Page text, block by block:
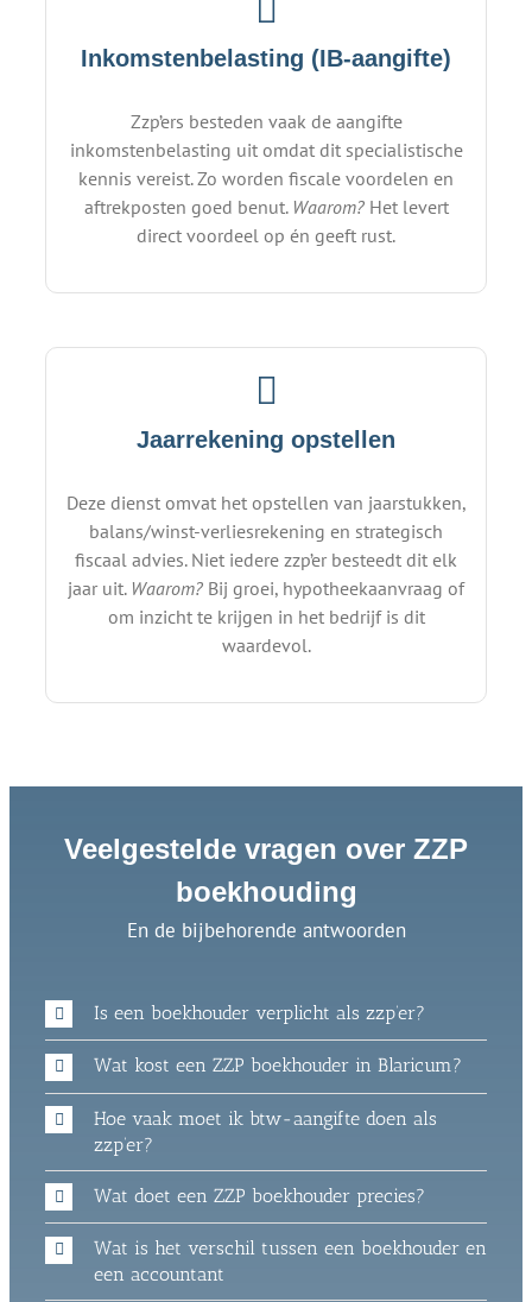
Inkomstenbelasting (IB-aangifte)
Zzp’ers besteden vaak de aangifte
inkomstenbelasting uit omdat dit specialistische
kennis vereist. Zo worden fiscale voordelen en
aftrekposten goed benut. Waarom?Het levert
direct voordeel op én geeft rust.
Jaarrekening opstellen
Deze dienst omvat het opstellen van jaarstukken,
balans/winst-verliesrekening en strategisch
fiscaal advies. Niet iedere zzp’er besteedt dit elk
jaar uit. Waarom? Bij groei, hypotheekaanvraag of
om inzicht te krijgen in het bedrijf is dit
waardevol.
Veelgestelde vragen over ZZP
boekhouding
En de bijbehorende antwoorden
Is een boekhouder verplicht als zzp’er?
Wat kost een ZZP boekhouder in Blaricum?
Hoe vaak moet ik btw-aangifte doen als
zzp’er?
Wat doet een ZZP boekhouder precies?
Wat is het verschil tussen een boekhouder en
een accountant